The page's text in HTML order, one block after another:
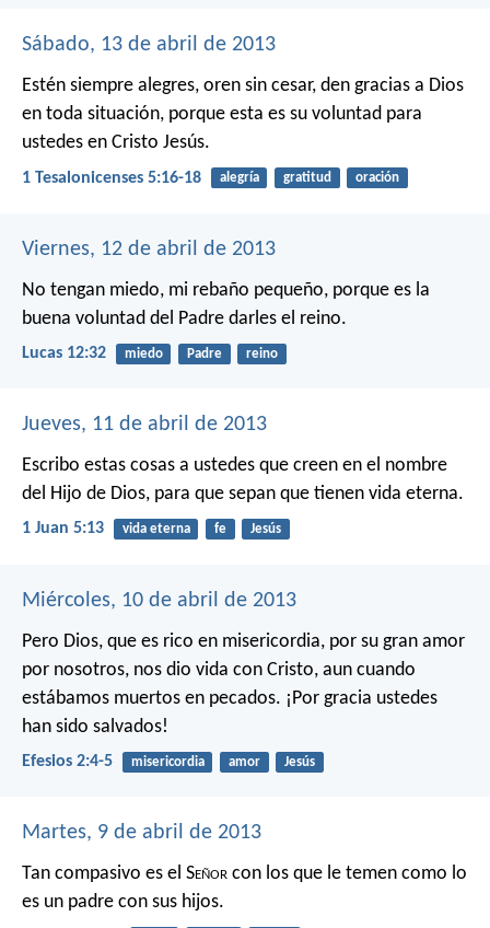
Sábado, 13 de abril de 2013
Estén siempre alegres, oren sin cesar, den gracias a Dios
en toda situación, porque esta es su voluntad para
ustedes en Cristo Jesús.
1 Tesalonicenses 5:16-18 alegría gratitud oración
Viernes, 12 de abril de 2013
No tengan miedo, mi rebaño pequeño, porque es la
buena voluntad del Padre darles el reino.
Lucas 12:32 miedo Padre reino
Jueves, 11 de abril de 2013
Escribo estas cosas a ustedes que creen en el nombre
del Hijo de Dios, para que sepan que tienen vida eterna.
1 Juan 5:13 vida eterna fe Jesús
Miércoles, 10 de abril de 2013
Pero Dios, que es rico en misericordia, por su gran amor
por nosotros, nos dio vida con Cristo, aun cuando
estábamos muertos en pecados. ¡Por gracia ustedes
han sido salvados!
Efesios 2:4-5 misericordia amor Jesús
Martes, 9 de abril de 2013
Tan compasivo es el Señor con los que le temen como lo
es un padre con sus hijos.